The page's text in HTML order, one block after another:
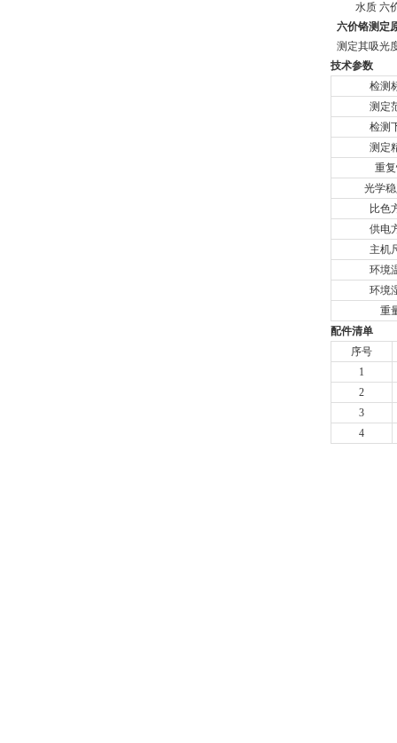
水质 六价
六价铬测定
测定其吸光
技术参数
检测
测定
检测
测定
重
光学
比色
供电
主机
环境
环境
重
配件清单
序号
1
2
3
4